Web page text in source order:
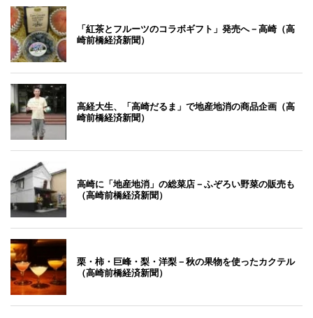
「紅茶とフルーツのコラボギフト」発売へ－高崎（高
崎前橋経済新聞）
高経大生、「高崎だるま」で地産地消の商品企画（高
崎前橋経済新聞）
高崎に「地産地消」の総菜店－ふぞろい野菜の販売も
（高崎前橋経済新聞）
栗・柿・巨峰・梨・洋梨－秋の果物を使ったカクテル
（高崎前橋経済新聞）